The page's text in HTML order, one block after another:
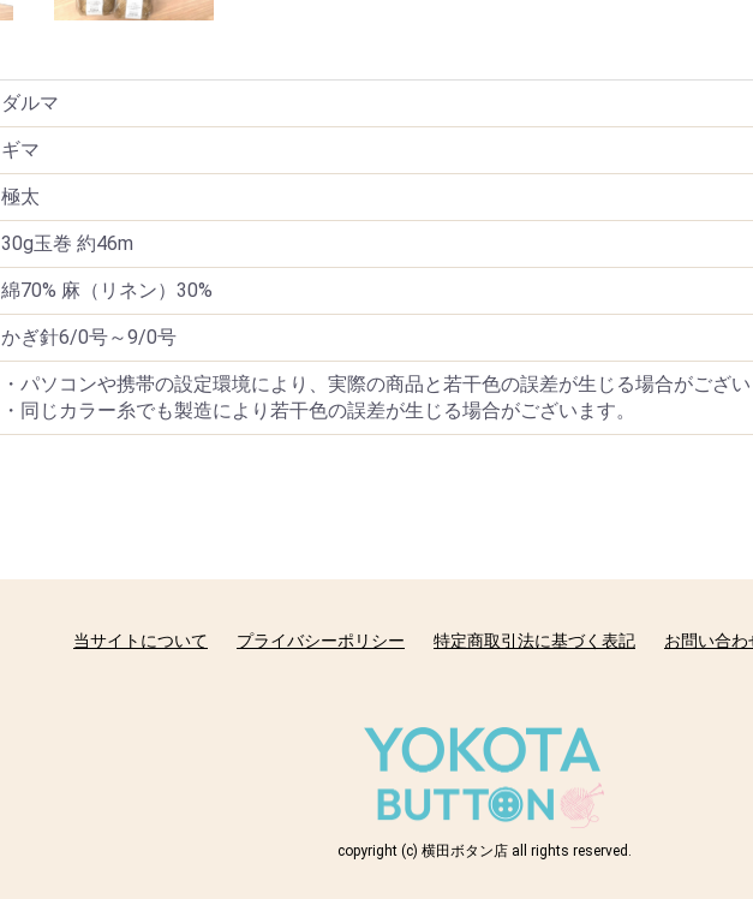
ダルマ
ギマ
極太
30g玉巻 約46m
綿70% 麻（リネン）30%
かぎ針6/0号～9/0号
・パソコンや携帯の設定環境により、実際の商品と若干色の誤差が生じる場合がござい
・同じカラー糸でも製造により若干色の誤差が生じる場合がございます。
当サイトについて プライバシーポリシー 特定商取引法に基づく表記 お問い合わ
copyright (c) 横田ボタン店 all rights reserved.